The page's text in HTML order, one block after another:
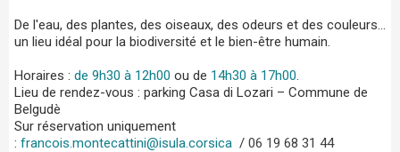
De l'eau, des plantes, des oiseaux, des odeurs et des couleurs...
un lieu idéal pour la biodiversité et le bien-être humain.
Horaires : de 9h30 à 12h00 ou de 14h30 à 17h00.
Lieu de rendez-vous : parking Casa di Lozari – Commune de
Belgudè
Sur réservation uniquement
: francois.montecattini@isula.corsica / 06 19 68 31 44